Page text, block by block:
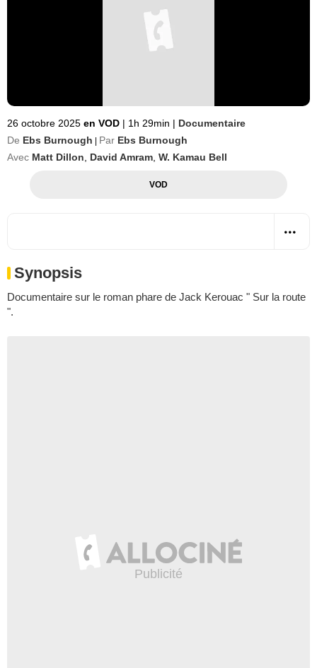
26 octobre 2025 en VOD | 1h 29min | Documentaire
De Ebs Burnough Par Ebs Burnough
Avec Matt Dillon David Amram W. Kamau Bell
VOD
Synopsis
Documentaire sur le roman phare de Jack Kerouac " Sur la route
".